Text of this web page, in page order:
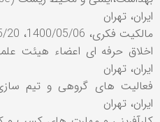
ایران، تهران
مالکیت فکری، 1400/05/06، 1400/05/20، ایران، تهران
ایران، تهران
ایران، تهران